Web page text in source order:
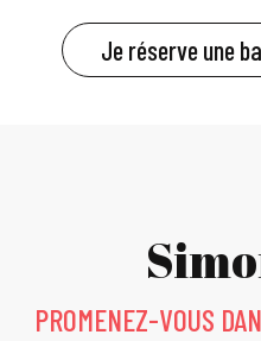
Je réserve une
PROMENEZ-VOUS